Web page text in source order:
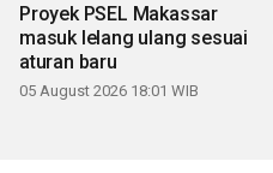
Proyek PSEL Makassar
masuk lelang ulang sesuai
aturan baru
05 August 2026 18:01 WIB